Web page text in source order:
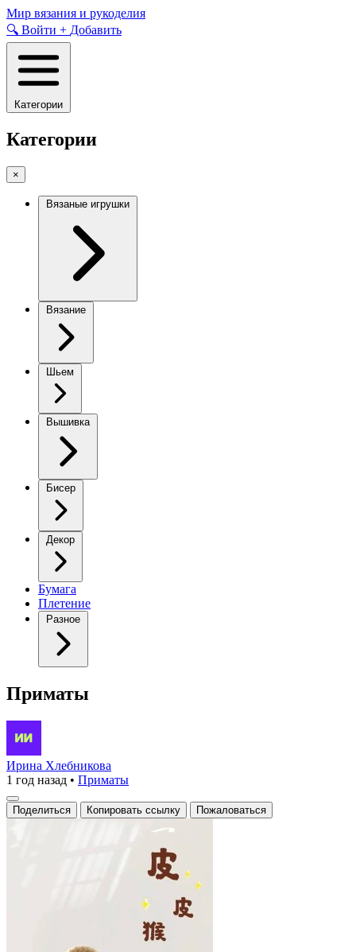
Skip
to
content
Мир вязания и рукоделия
🔍 Войти + Добавить
Категории
Категории
×
Вязаные игрушки
Вязание
Шьем
Вышивка
Бисер
Декор
Бумага
Плетение
Разное
Приматы
Ирина Хлебникова
1 год назад • Приматы
Поделиться Копировать ссылку Пожаловаться